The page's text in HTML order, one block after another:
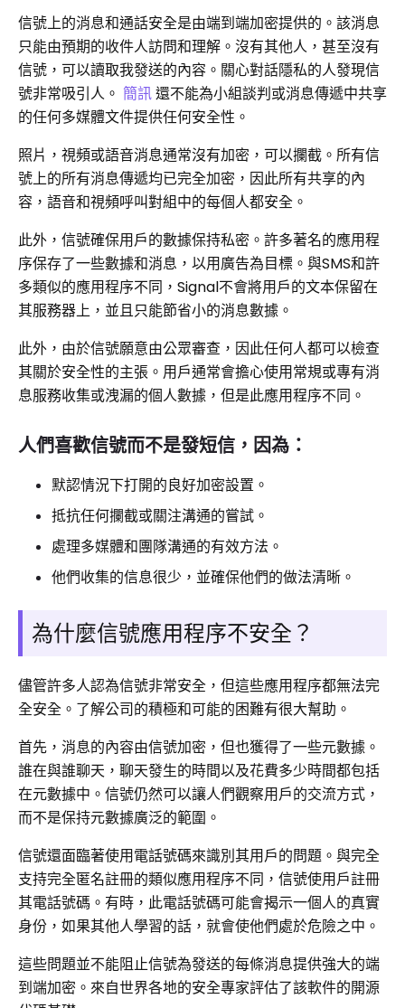
信號上的消息和通話安全是由端到端加密提供的。該消息
只能由預期的收件人訪問和理解。沒有其他人，甚至沒有
信號，可以讀取我發送的內容。關心對話隱私的人發現信
號非常吸引人。 簡訊還不能為小組談判或消息傳遞中共享
的任何多媒體文件提供任何安全性。
照片，視頻或語音消息通常沒有加密，可以攔截。所有信
號上的所有消息傳遞均已完全加密，因此所有共享的內
容，語音和視頻呼叫對組中的每個人都安全。
此外，信號確保用戶的數據保持私密。許多著名的應用程
序保存了一些數據和消息，以用廣告為目標。與SMS和許
多類似的應用程序不同，Signal不會將用戶的文本保留在
其服務器上，並且只能節省小的消息數據。
此外，由於信號願意由公眾審查，因此任何人都可以檢查
其關於安全性的主張。用戶通常會擔心使用常規或專有消
息服務收集或洩漏的個人數據，但是此應用程序不同。
人們喜歡信號而不是發短信，因為：
默認情況下打開的良好加密設置。
抵抗任何攔截或關注溝通的嘗試。
處理多媒體和團隊溝通的有效方法。
他們收集的信息很少，並確保他們的做法清晰。
為什麼信號應用程序不安全？
儘管許多人認為信號非常安全，但這些應用程序都無法完
全安全。了解公司的積極和可能的困難有很大幫助。
首先，消息的內容由信號加密，但也獲得了一些元數據。
誰在與誰聊天，聊天發生的時間以及花費多少時間都包括
在元數據中。信號仍然可以讓人們觀察用戶的交流方式，
而不是保持元數據廣泛的範圍。
信號還面臨著使用電話號碼來識別其用戶的問題。與完全
支持完全匿名註冊的類似應用程序不同，信號使用戶註冊
其電話號碼。有時，此電話號碼可能會揭示一個人的真實
身份，如果其他人學習的話，就會使他們處於危險之中。
這些問題並不能阻止信號為發送的每條消息提供強大的端
到端加密。來自世界各地的安全專家評估了該軟件的開源